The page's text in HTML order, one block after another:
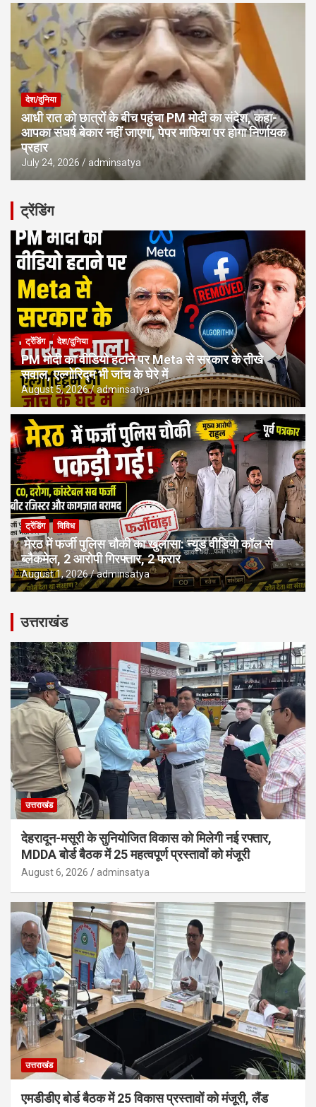
देश/दुनिया
आधी रात को छात्रों के बीच पहुंचा PM मोदी का संदेश, कहा-
आपका संघर्ष बेकार नहीं जाएगा, पेपर माफिया पर होगा निर्णायक
प्रहार
July 24, 2026 adminsatya
ट्रेंडिंग
ट्रेंडिंग देश/दुनिया
PM मोदी का वीडियो हटाने पर Meta से सरकार के तीखे
सवाल, एल्गोरिद्म भी जांच के घेरे में
August 5, 2026 adminsatya
ट्रेंडिंग विविध
मेरठ में फर्जी पुलिस चौकी का खुलासा: न्यूड वीडियो कॉल से
ब्लैकमेल, 2 आरोपी गिरफ्तार, 2 फरार
August 1, 2026 adminsatya
उत्तराखंड
उत्तराखंड
देहरादून-मसूरी के सुनियोजित विकास को मिलेगी नई रफ्तार,
MDDA बोर्ड बैठक में 25 महत्वपूर्ण प्रस्तावों को मंजूरी
August 6, 2026 adminsatya
उत्तराखंड
एमडीडीए बोर्ड बैठक में 25 विकास प्रस्तावों को मंजूरी, लैंड